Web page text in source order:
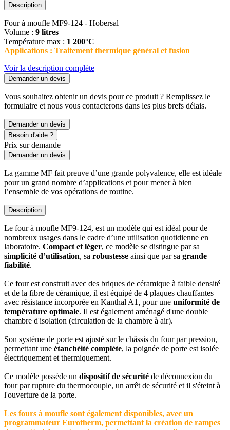
Description
Four à moufle MF9-124 - Hobersal
Volume : 9 litres
Température max : 1 200°C
Applications : Traitement thermique général et fusion
Voir la description complète
Demander un devis
Vous souhaitez obtenir un devis pour ce produit ? Remplissez le
formulaire et nous vous contacterons dans les plus brefs délais.
Demander un devis
Besoin d'aide ?
Prix sur demande
Demander un devis
La gamme MF fait preuve d’une grande polyvalence, elle est idéale
pour un grand nombre d’applications et pour mener à bien
l’ensemble de vos opérations de routine.
Description
Le four à moufle MF9-124, est un modèle qui est idéal pour de
nombreux usages dans le cadre d’une utilisation quotidienne en
laboratoire. Compact et léger, ce modèle se distingue par sa
simplicité d’utilisation, sa robustesse ainsi que par sa grande
fiabilité.
Ce four est construit avec des briques de céramique à faible densité
et de la fibre de céramique, il est équipé de 4 plaques chauffantes
avec résistance incorporée en Kanthal A1, pour une uniformité de
température optimale. Il est également aménagé d'une double
chambre d'isolation (circulation de la chambre à air).
Son système de porte est ajusté sur le châssis du four par pression,
permettant une étanchéité complète, la poignée de porte est isolée
électriquement et thermiquement.
Ce modèle possède un dispositif de sécurité de déconnexion du
four par rupture du thermocouple, un arrêt de sécurité et il s'éteint à
l'ouverture de la porte.
Les fours à moufle sont également disponibles, avec un
programmateur Eurotherm, permettant la création de rampes